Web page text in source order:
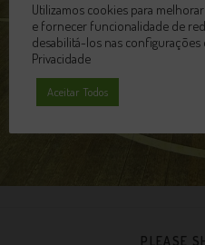
PLEASE
Utilizamos cookies para
e fornecer funcionalidade de
desabilitá-los nas configurações
Privacidade
Aceitar Todos